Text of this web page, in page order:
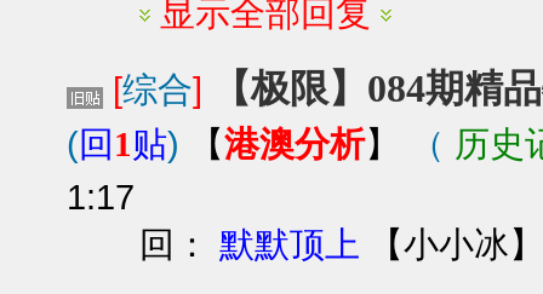
显示全部回复
[综合] 【极限】084期
(回 1贴) 【港澳分析】 （ 历史
1:17
回：默默顶上 【小小冰